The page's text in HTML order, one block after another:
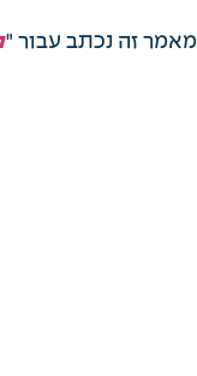
מאמר זה נכתב עבור "